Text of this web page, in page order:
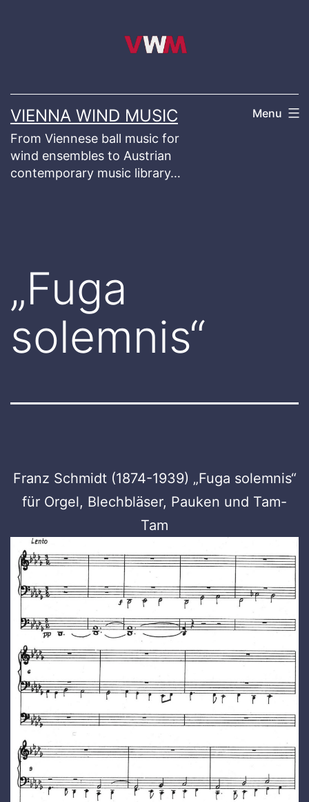
VIENNA WIND MUSIC
From Viennese ball music for
wind ensembles to Austrian
contemporary music library…
Menu
„Fuga
solemnis“
Franz Schmidt (1874-1939) „Fuga solemnis“
für Orgel, Blechbläser, Pauken und Tam-
Tam